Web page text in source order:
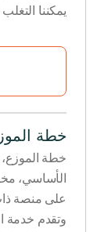
يمكننا
خطة
خطة
الأساسي،
وتقدم خدمة